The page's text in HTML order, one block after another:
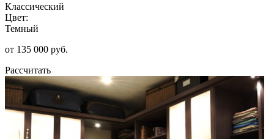
Классический
Цвет:
Темный
от 135 000 руб.
Рассчитать